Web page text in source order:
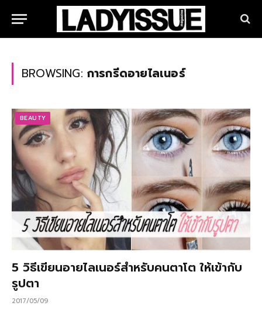
BROWSING: การกรีดอายไลเนอร์
BEAUTY
5 วิธีเขียนอายไลเนอร์สําหรับคนตาโต ให้เข้ากับ
รูปตา
2017/05/09